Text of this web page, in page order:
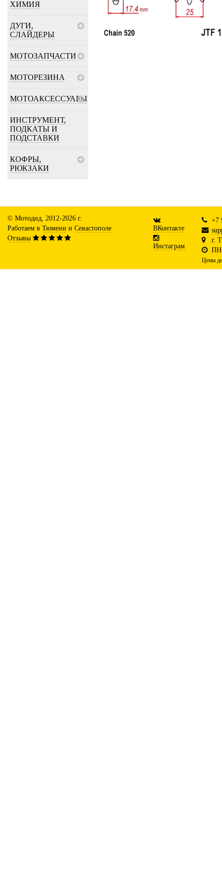
ХИМИЯ
ДУГИ,
СЛАЙДЕРЫ
МОТОЗАПЧАСТИ
МОТОРЕЗИНА
МОТОАКСЕССУАРЫ
ИНСТРУМЕНТ,
ПОДКАТЫ И
ПОДСТАВКИ
КОФРЫ,
РЮКЗАКИ
© Мотодид, 2012-2026 г.
Работаем в Тюмени и Севастополе
Отзывы
ВКонтакте
Инстаграм
+7
г.
Цены